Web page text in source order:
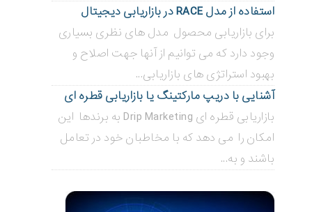
استفاده از مدل RACE در بازاریابی دیجیتال
برای بازاریابی محصول مدل های نظری بسیاری
وجود دارد که می توانیم از آنها جهت اصلاح و
بهبود استراتژی های بازاریابی...
آشنایی با دریپ مارکتینگ یا بازاریابی قطره ای
بازاریابی قطره ای Drip Marketing به برندها این
امکان را می دهد که با مخاطبان خود در تعامل
باشند و به...